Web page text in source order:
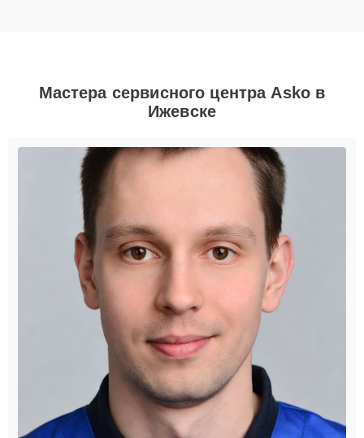
Мастера сервисного центра Asko в
Ижевске